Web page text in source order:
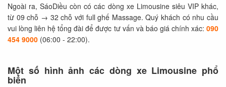
Ngoài ra, SáoDiều còn có các dòng xe Limousine siêu VIP khác,
từ 09 chỗ → 32 chỗ với full ghế Massage. Quý khách có nhu cầu
vui lòng liên hệ tổng đài để được tư vấn và báo giá chính xác: 090
454 9000 (06:00 - 22:00).
Một số hình ảnh các dòng xe Limousine phổ
biến